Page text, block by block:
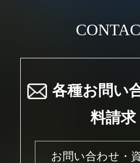
各種お問い
料請求
お問い合わせ・